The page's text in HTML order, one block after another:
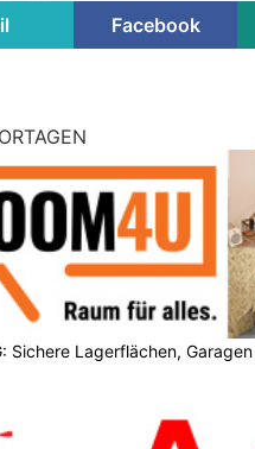
Facebook
Sichere Lagerflächen,